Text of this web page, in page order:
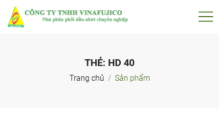
THẺ: HD 40
Trang chủ Sản phẩm